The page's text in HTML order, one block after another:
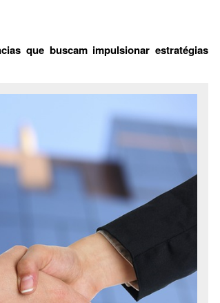
que buscam impulsionar estratégias